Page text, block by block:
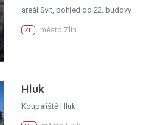
areál Svit, pohled od 22. budovy
ZL město Zlín
Hluk
Koupaliště Hluk